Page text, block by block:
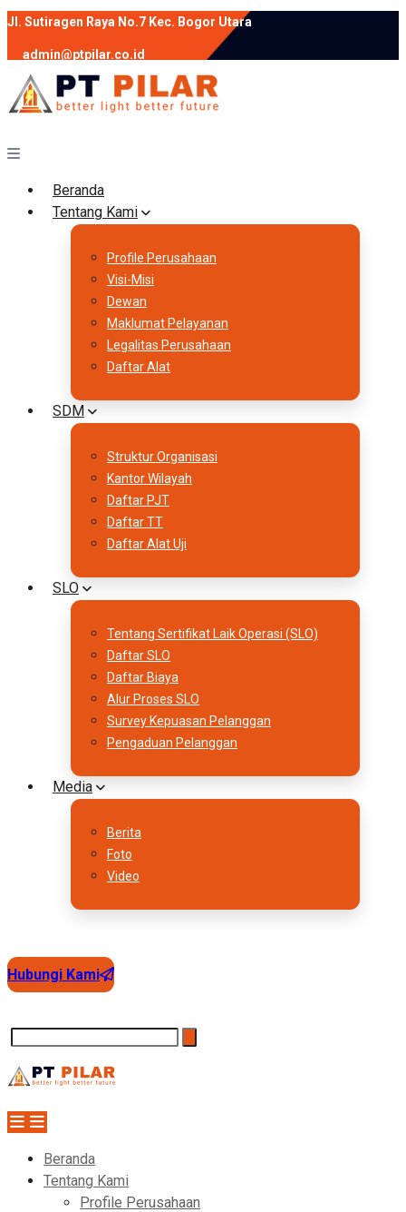
Jl. Sutiragen Raya No.7 Kec. Bogor Utara
admin@ptpilar.co.id
+62 812-9080-0020
instagram facebook
Follow :
Beranda
Tentang Kami
Profile Perusahaan
Visi-Misi
Dewan
Maklumat Pelayanan
Legalitas Perusahaan
Daftar Alat
SDM
Struktur Organisasi
Kantor Wilayah
Daftar PJT
Daftar TT
Daftar Alat Uji
SLO
Tentang Sertifikat Laik Operasi (SLO)
Daftar SLO
Daftar Biaya
Alur Proses SLO
Survey Kepuasan Pelanggan
Pengaduan Pelanggan
Media
Berita
Foto
Video
Hubungi Kami
Beranda
Tentang Kami
Profile Perusahaan